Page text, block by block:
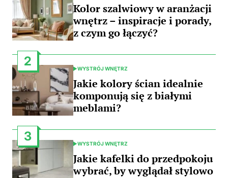
IN
Kolor szalwiowy w aranżacji
wnętrz – inspiracje i porady,
z czym go łączyć?
2
POSTED
IN
WYSTRÓJ WNĘTRZ
Jakie kolory ścian idealnie
komponują się z białymi
meblami?
3
POSTED
IN
WYSTRÓJ WNĘTRZ
Jakie kafelki do przedpokoju
wybrać, by wyglądał stylowo